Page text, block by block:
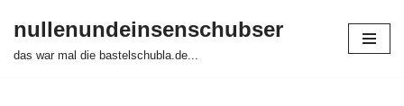
Zum
nullenundeinsenschubser
das war mal die bastelschubla.de...